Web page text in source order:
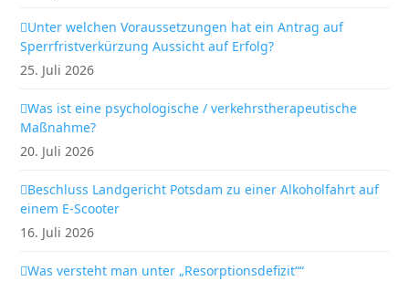
Unter welchen Voraussetzungen hat ein Antrag auf
Sperrfristverkürzung Aussicht auf Erfolg?
25. Juli 2026
Was ist eine psychologische / verkehrstherapeutische
Maßnahme?
20. Juli 2026
Beschluss Landgericht Potsdam zu einer Alkoholfahrt auf
einem E-Scooter
16. Juli 2026
Was versteht man unter „Resorptionsdefizit““